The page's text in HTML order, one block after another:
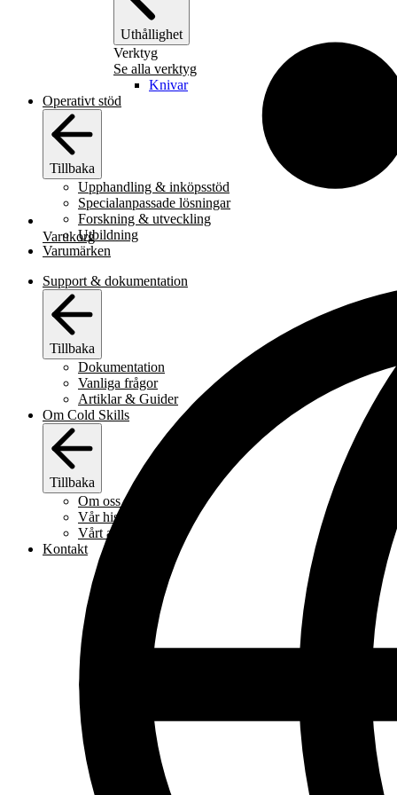
Uthållighet
Verktyg
Se alla verktyg
Knivar
Operativt stöd
Tillbaka
Upphandling & inköpsstöd
Specialanpassade lösningar
Forskning & utveckling
Utbildning
Varumärken
Support & dokumentation
Tillbaka
Dokumentation
Vanliga frågor
Artiklar & Guider
Om Cold Skills
Tillbaka
Om oss
Vår historia
Vårt arbetssätt
Kontakt
Varukorg